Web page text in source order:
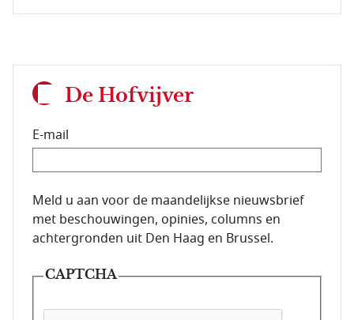
De Hofvijver
E-mail
E-mailadres van de abonnee.
Meld u aan voor de maandelijkse nieuwsbrief
met beschouwingen, opinies, columns en
achtergronden uit Den Haag en Brussel.
CAPTCHA